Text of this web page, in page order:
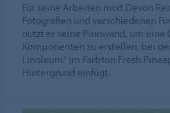
Für seine Arbeiten mixt Devon
Fotografien und verschiedenen
nutzt er seine Pinnwand, um eine
Komponenten zu erstellen, bei
Linoleum" im Farbton Fresh
Hintergrund einfügt.